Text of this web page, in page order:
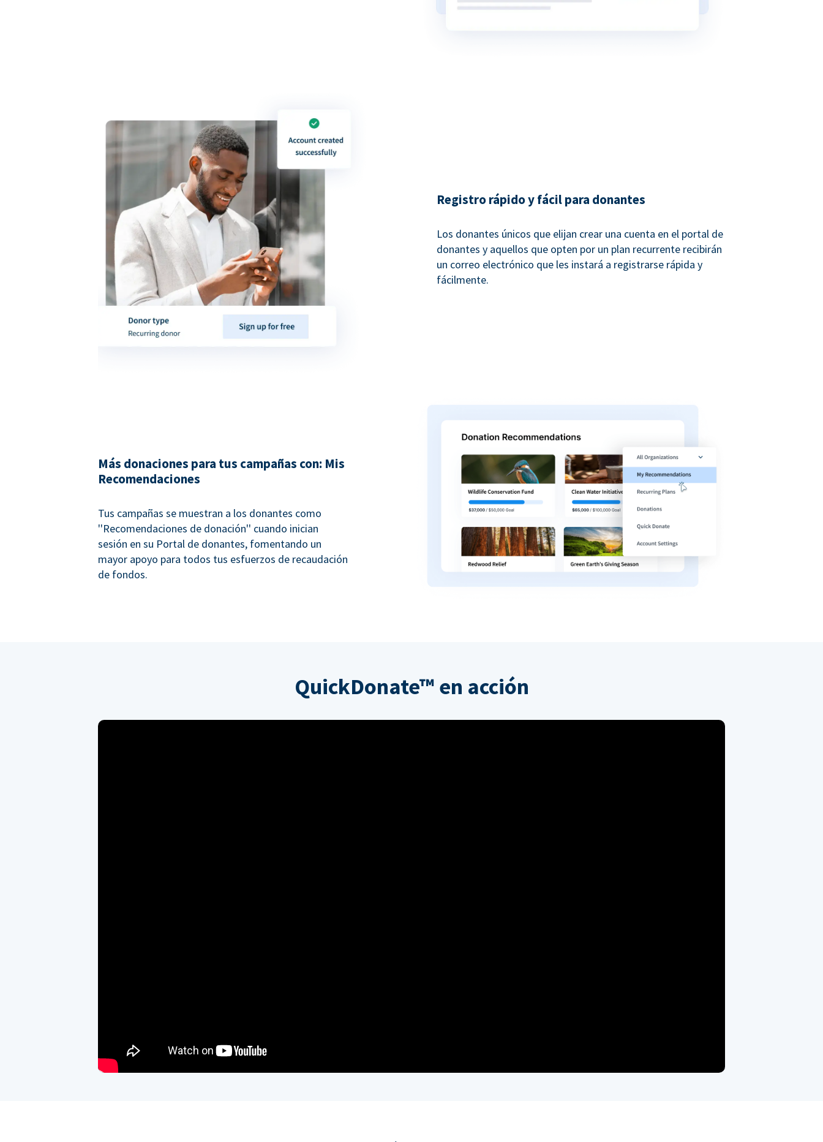
Registro rápido y fácil para donantes
Los donantes únicos que elijan crear una cuenta en el portal de
donantes y aquellos que opten por un plan recurrente recibirán
un correo electrónico que les instará a registrarse rápida y
fácilmente.
Más donaciones para tus campañas con: Mis
Recomendaciones
Tus campañas se muestran a los donantes como
''Recomendaciones de donación'' cuando inician
sesión en su Portal de donantes, fomentando un
mayor apoyo para todos tus esfuerzos de recaudación
de fondos.
QuickDonate™ en acción